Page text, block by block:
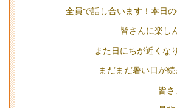
全員で話し合います！本日
皆さんに楽し
また日にちが近くな
まだまだ暑い日が
皆